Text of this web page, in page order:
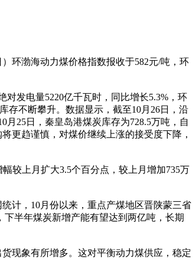
环渤海动力煤价格指数报收于582元/吨，环
发电量5220亿千瓦时，同比增长5.3%，环
存不断攀升。数据显示，截至10月26日，沿
25日，秦皇岛港煤炭库存为728.5万吨，自
更趋谨慎，对煤价继续上涨的接受度下降，
较上月扩大3.5个百分点，较上月增加735万
计，10月份以来，重点产煤地区晋陕蒙三省
半年煤炭新增产能有望达到两亿吨，长期
现象有所增多。这对平衡动力煤供应，稳定